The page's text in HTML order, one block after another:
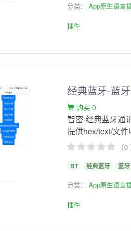
分类：App原生语言
插件
经典蓝牙-蓝
购买 0
智密-经典蓝牙通
提供hex/text/文
（
BT 经典蓝牙 蓝牙
分类：App原生语言
插件